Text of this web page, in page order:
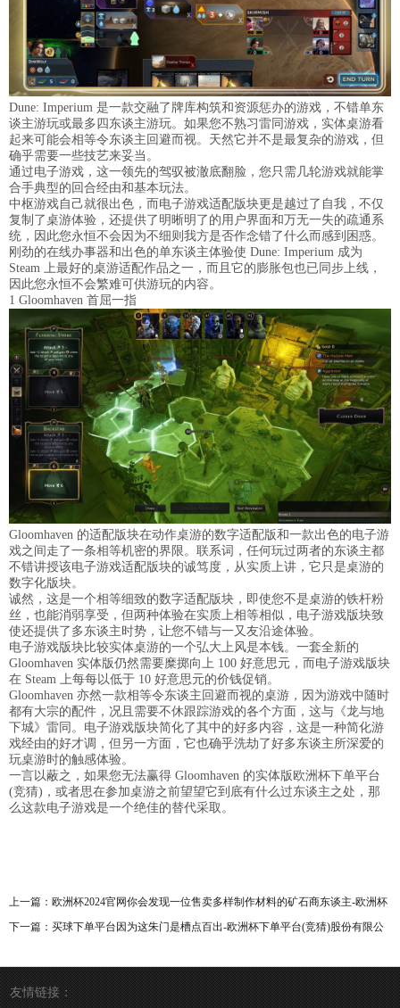
Dune: Imperium 是一款交融了牌库构筑和资源惩办的游戏，不错单东
谈主游玩或最多四东谈主游玩。如果您不熟习雷同游戏，实体桌游看
起来可能会相等令东谈主回避而视。天然它并不是最复杂的游戏，但
确乎需要一些技艺来妥当。
通过电子游戏，这一领先的驾驭被澈底翻脸，您只需几轮游戏就能掌
合手典型的回合经由和基本玩法。
中枢游戏自己就很出色，而电子游戏适配版块更是越过了自我，不仅
复制了桌游体验，还提供了明晰明了的用户界面和万无一失的疏通系
统，因此您永恒不会因为不细则我方是否作念错了什么而感到困惑。
刚劲的在线办事器和出色的单东谈主体验使 Dune: Imperium 成为
Steam 上最好的桌游适配作品之一，而且它的膨胀包也已同步上线，
因此您永恒不会繁难可供游玩的内容。
1 Gloomhaven 首屈一指
Gloomhaven 的适配版块在动作桌游的数字适配版和一款出色的电子游
戏之间走了一条相等机密的界限。联系词，任何玩过两者的东谈主都
不错讲授该电子游戏适配版块的诚笃度，从实质上讲，它只是桌游的
数字化版块。
诚然，这是一个相等细致的数字适配版块，即使您不是桌游的铁杆粉
丝，也能消弱享受，但两种体验在实质上相等相似，电子游戏版块致
使还提供了多东谈主时势，让您不错与一又友沿途体验。
电子游戏版块比较实体桌游的一个弘大上风是本钱。一套全新的
Gloomhaven 实体版仍然需要糜掷向上 100 好意思元，而电子游戏版块
在 Steam 上每每以低于 10 好意思元的价钱促销。
Gloomhaven 亦然一款相等令东谈主回避而视的桌游，因为游戏中随时
都有大宗的配件，况且需要不休跟踪游戏的各个方面，这与《龙与地
下城》雷同。电子游戏版块简化了其中的好多内容，这是一种简化游
戏经由的好才调，但另一方面，它也确乎洗劫了好多东谈主所深爱的
玩桌游时的触感体验。
一言以蔽之，如果您无法赢得 Gloomhaven 的实体版欧洲杯下单平台
(竞猜)，或者思在参加桌游之前望望它到底有什么过东谈主之处，那
么这款电子游戏是一个绝佳的替代采取。
上一篇： 欧洲杯2024官网你会发现一位售卖多样制作材料的矿石商东谈主-欧洲杯
下单平台(竞猜)股份有限公司
下一篇： 买球下单平台因为这朱门是槽点百出-欧洲杯下单平台(竞猜)股份有限公
友情链接：